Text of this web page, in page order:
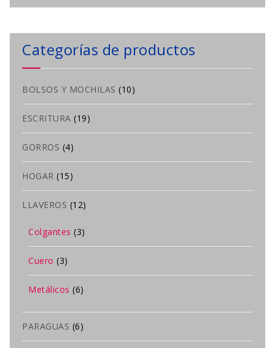
Categorías de productos
BOLSOS Y MOCHILAS (10)
ESCRITURA (19)
GORROS (4)
HOGAR (15)
LLAVEROS (12)
Colgantes (3)
Cuero (3)
Metálicos (6)
PARAGUAS (6)